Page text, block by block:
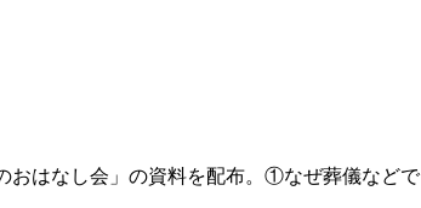
おはなし会」の資料を配布。①なぜ葬儀などで